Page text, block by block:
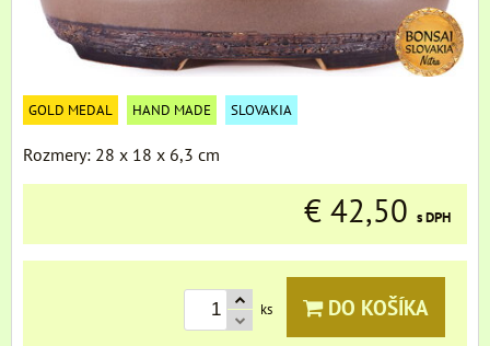
GOLD MEDAL HAND MADE SLOVAKIA
Rozmery: 28 x 18 x 6,3 cm
€ 42,50 s DPH
ks DO KOŠÍKA